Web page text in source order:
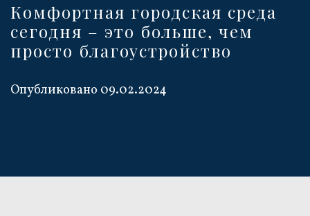
Комфортная городская среда
сегодня – это больше, чем
просто благоустройство
Опубликовано 09.02.2024